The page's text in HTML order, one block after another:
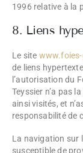
1996 relative à la
8. Liens
Le site
de liens
l’autorisation du
Teyssier n’a pas
ainsi visités, et
responsabilité de
La navigation sur
susceptible de